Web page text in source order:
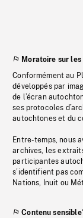
Moratoire sur
Conformément au
développés par
de l’écran
ses protocoles
autochtones et du
Entre-temps, nous
archives, les
participantes
s’identifient pas
Nations, Inuit ou
Contenu